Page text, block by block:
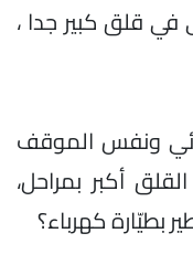
في قلق كبير جدا ،
ونفس الموقف
أكبر بمراحل،
بطيّارة كهرباء؟